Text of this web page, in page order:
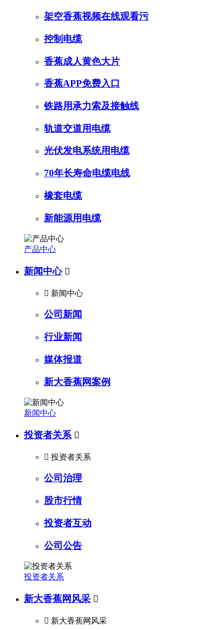
架空香蕉视频在线观看污
控制电缆
香蕉成人黄色大片
香蕉APP免费入口
铁路用承力索及接触线
轨道交道用电缆
光伏发电系统用电缆
70年长寿命电缆电线
橡套电缆
新能源用电缆
产品中心
新闻中心 
 新闻中心
公司新闻
行业新闻
媒体报道
新大香蕉网案例
新闻中心
投资者关系 
 投资者关系
公司治理
股市行情
投资者互动
公司公告
投资者关系
新大香蕉网风采 
 新大香蕉网风采